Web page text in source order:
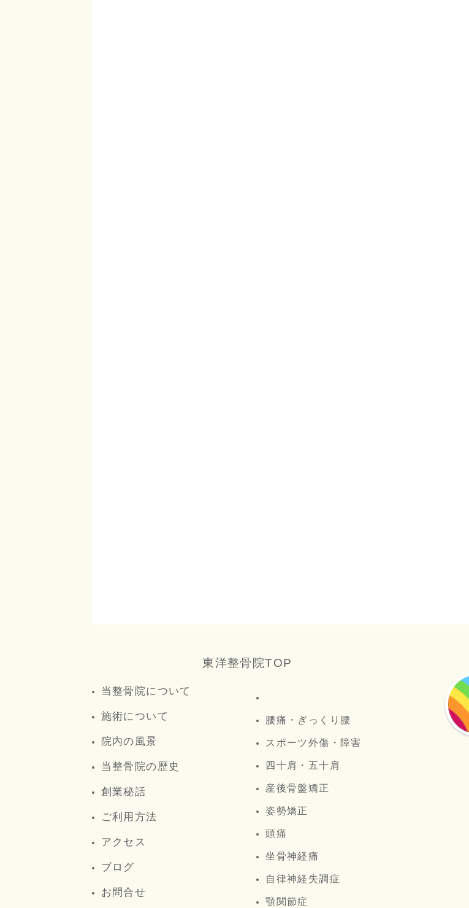
東洋整骨院TOP
当整骨院について
施術について
院内の風景
当整骨院の歴史
創業秘話
ご利用方法
アクセス
ブログ
お問合せ
腰痛・ぎっくり腰
スポーツ外傷・障害
四十肩・五十肩
産後骨盤矯正
姿勢矯正
頭痛
坐骨神経痛
自律神経失調症
顎関節症